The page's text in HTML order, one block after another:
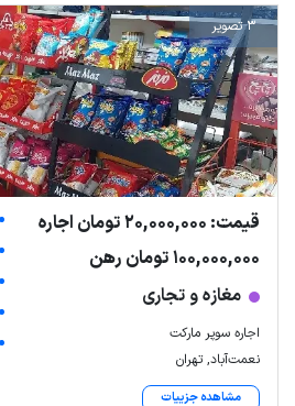
3 تصویر
قیمت: 20,000,000 تومان اجاره
100,000,000 تومان رهن
مغازه و تجاری
اجاره سوپر مارکت
نعمت‌آباد, تهران
مشاهده جزییات